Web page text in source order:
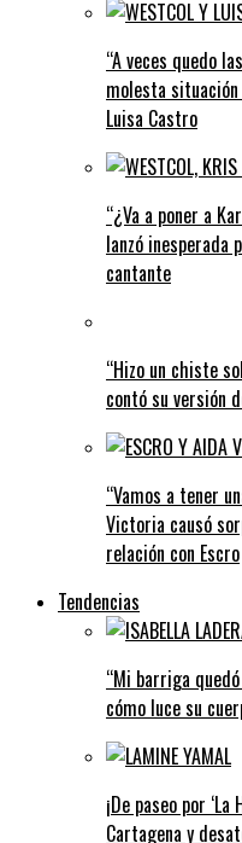
“A veces quedo
molesta
Luisa Castro
“¿Va a poner a
lanzó inesperada
cantante
“Hizo un chiste
contó su versión
“Vamos a tener
Victoria causó
relación con Escro
Tendencias
“Mi barriga
cómo luce su
¡De paseo por
Cartagena y